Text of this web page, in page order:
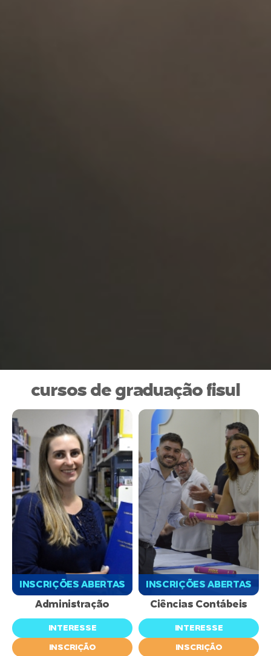
cursos de graduação fisul
INSCRIÇÕES ABERTAS
Administração
INTERESSE
INSCRIÇÃO
INSCRIÇÕES ABERTAS
Ciências Contábeis
INTERESSE
INSCRIÇÃO